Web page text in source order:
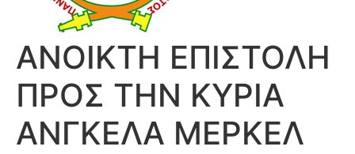
ΑΝΟΙΚΤΗ ΕΠΙΣΤΟΛΗ
ΠΡΟΣ ΤΗΝ ΚΥΡΙΑ
ΑΝΓΚΕΛΑ ΜΕΡΚΕΛ